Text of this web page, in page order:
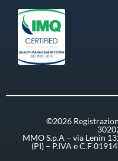
©2026
MMO S.p.A – via Lenin
(PI) – P.IVA e C.F